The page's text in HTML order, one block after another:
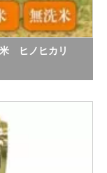
ヒノヒカリ